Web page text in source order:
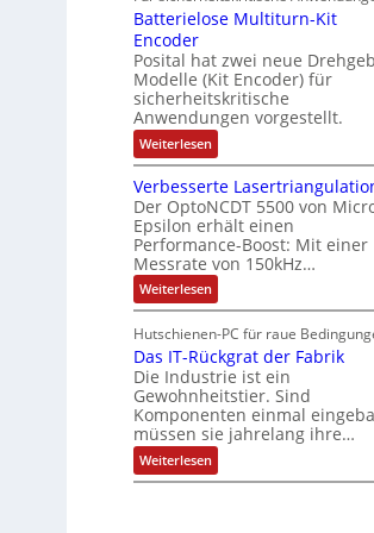
o
g
e
w
ä
h
t
f
t
e
e
ä
l
t
S
c
h
u
t
z
l
a
c
k
b
e
s
c
i
c
h
t
u
n
g
f
s
l
o
s
e
F
a
n
g
s
c
h
a
l
t
u
n
g
Batterielose Multiturn-Kit
Encoder
Posital hat zwei neue
Modelle (Kit Encoder) für
sicherheitskritische
Anwendungen vorgestellt.
Weiterlesen:
B
t
t
e
r
i
e
l
o
e
M
u
l
t
i
t
u
r
Verbesserte
Der OptoNCDT 5500 von
Epsilon erhält einen
Performance-Boost: Mit einer
Messrate von 150kHz…
Weiterlesen:
V
r
b
e
s
s
e
r
t
e
L
Hutschienen-PC für raue
Das IT-Rückgrat der Fabrik
Die Industrie ist ein
Gewohnheitstier. Sind
Komponenten einmal
müssen sie jahrelang ihre…
Weiterlesen:
D